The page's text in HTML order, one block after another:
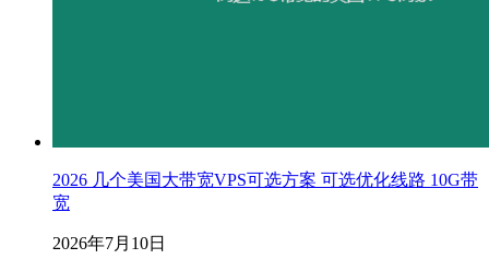
2026 几个美国大带宽VPS可选方案 可选优化线路 10G带
宽
2026年7月10日